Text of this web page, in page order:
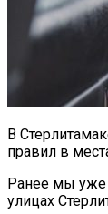
В
правил в
Ранее мы уже
улицах